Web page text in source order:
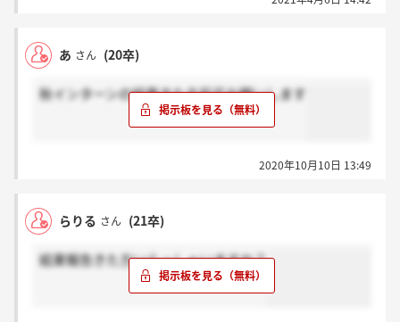
末筆ながら東急不動さまの今後のご活躍を心よりお祈
り申し上げます。
あ さん (20卒)
秋インターンの結果きた方反応お願いします
2020年10月10日 13:49
らりる さん (21卒)
結果報告きた方いらっしゃいますか？